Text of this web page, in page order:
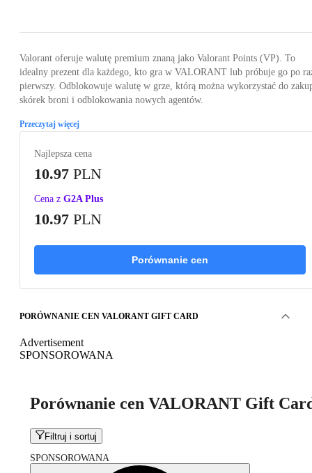
Valorant oferuje walutę premium znaną jako Valorant Points (VP). To
idealny prezent dla każdego, kto gra w VALORANT lub próbuje go po
pierwszy. Odblokowuje walutę w grze, którą można wykorzystać do
skórek broni i odblokowania nowych agentów.
Przeczytaj więcej
Najlepsza cena
10.97 PLN
Cena z G2A Plus
10.97 PLN
Porównanie cen
PORÓWNANIE CEN VALORANT GIFT CARD
Advertisement
SPONSOROWANA
Porównanie cen VALORANT Gift
Filtruj i sortuj
SPONSOROWANA